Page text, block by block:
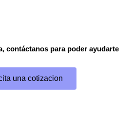
contáctanos para poder ayudarte
una cotizacion